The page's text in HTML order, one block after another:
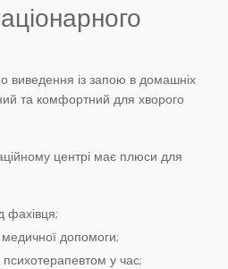
виведення із запою в домашніх
та комфортний для хворого
центрі має плюси для
фахівця;
допомоги;
психотерапевтом у час;